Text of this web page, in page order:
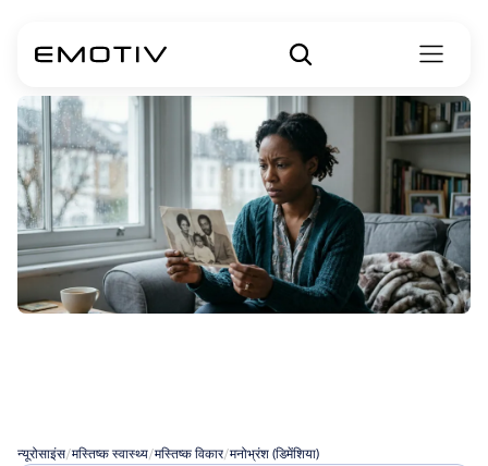
न्यूरोसाइंस/मस्तिष्क स्वास्थ्य/मस्तिष्क विकार/मनोभ्रंश (डिमेंशिया)